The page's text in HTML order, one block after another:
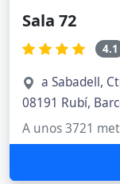
Sala 72
4.1
a Sabadell,
08191 Rubí,
A unos 3721